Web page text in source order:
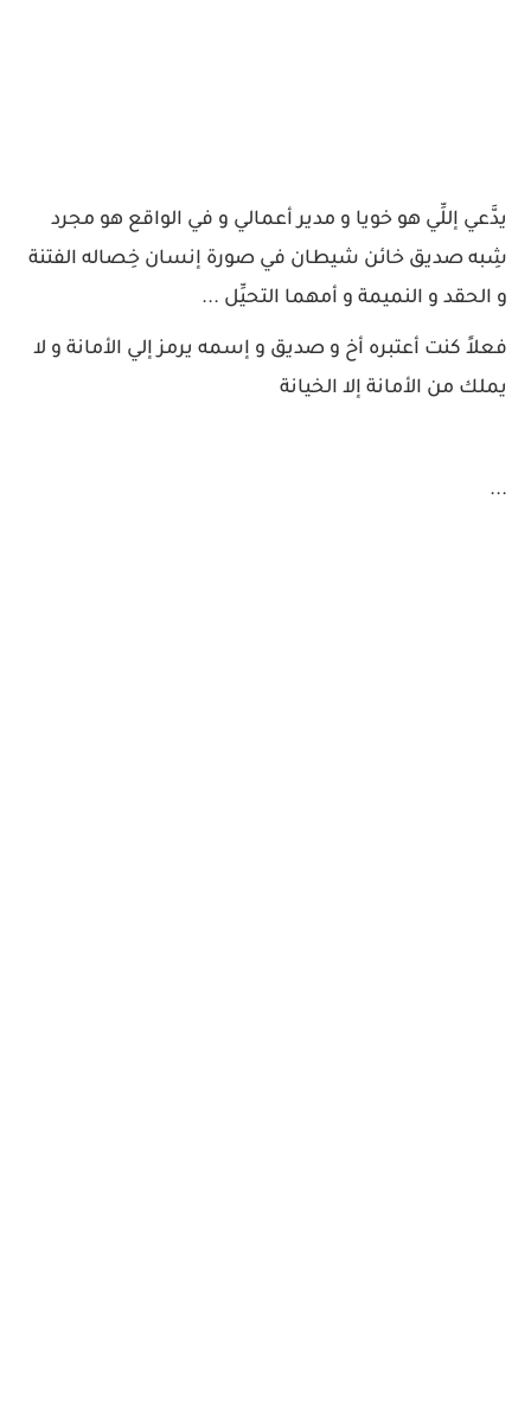
يدَّعي إللِّي هو خويا و مدير أعمالي و في الواقع هو مجرد
شِبه صديق خائن شيطان في صورة إنسان خِصاله الفتنة
و الحقد و النميمة و أمهما التحيِّل ...
فعلاً كنت أعتبره أخ و صديق و إسمه يرمز إلي الأمانة و لا
يملك من الأمانة إلا الخيانة
...